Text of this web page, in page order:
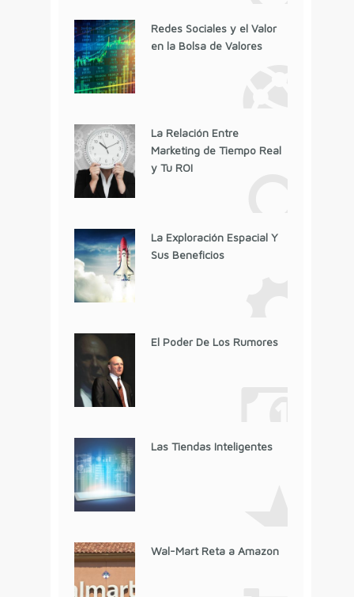
Redes Sociales y el Valor
en la Bolsa de Valores
La Relación Entre
Marketing de Tiempo Real
y Tu ROI
La Exploración Espacial Y
Sus Beneficios
El Poder De Los Rumores
Las Tiendas Inteligentes
Wal-Mart Reta a Amazon